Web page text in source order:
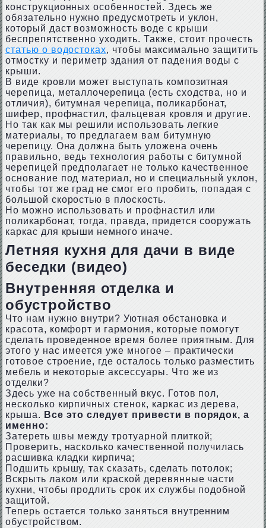
конструкционных особенностей. Здесь же
обязательно нужно предусмотреть и уклон,
который даст возможность воде с крыши
беспрепятственно уходить. Также, стоит прочесть
статью о водостоках, чтобы максимально защитить
отмостку и периметр здания от падения воды с
крыши.
В виде кровли может выступать композитная
черепица, металлочерепица (есть сходства, но и
отличия), битумная черепица, поликарбонат,
шифер, профнастил, фальцевая кровля и другие.
Но так как мы решили использовать легкие
материалы, то предлагаем вам битумную
черепицу. Она должна быть уложена очень
правильно, ведь технология работы с битумной
черепицей предполагает не только качественное
основание под материал, но и специальный уклон,
чтобы тот же град не смог его пробить, попадая с
большой скоростью в плоскость.
Но можно использовать и профнастил или
поликарбонат, тогда, правда, придется сооружать
каркас для крыши немного иначе.
Летняя кухня для дачи в виде
беседки (видео)
Внутренняя отделка и
обустройство
Что нам нужно внутри? Уютная обстановка и
красота, комфорт и гармония, которые помогут
сделать проведенное время более приятным. Для
этого у нас имеется уже многое – практически
готовое строение, где осталось только разместить
мебель и некоторые аксессуары. Что же из
отделки?
Здесь уже на собственный вкус. Готов пол,
несколько кирпичных стенок, каркас из дерева,
крыша. Все это следует привести в порядок, а
именно:
Затереть швы между тротуарной плиткой;
Проверить, насколько качественной получилась
расшивка кладки кирпича;
Подшить крышу, так сказать, сделать потолок;
Вскрыть лаком или краской деревянные части
кухни, чтобы продлить срок их службы подобной
защитой.
Теперь остается только заняться внутренним
обустройством.